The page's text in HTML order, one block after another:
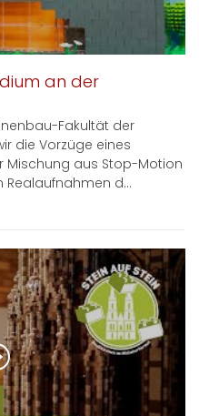
an der
Fakultät der
die Vorzüge eines
Mischung aus Stop-Motion
d...